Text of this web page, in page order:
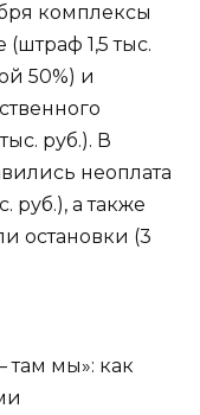
комплексы
1,5 тыс.
50%) и
руб.). В
неоплата
руб.), а также
остановки (3